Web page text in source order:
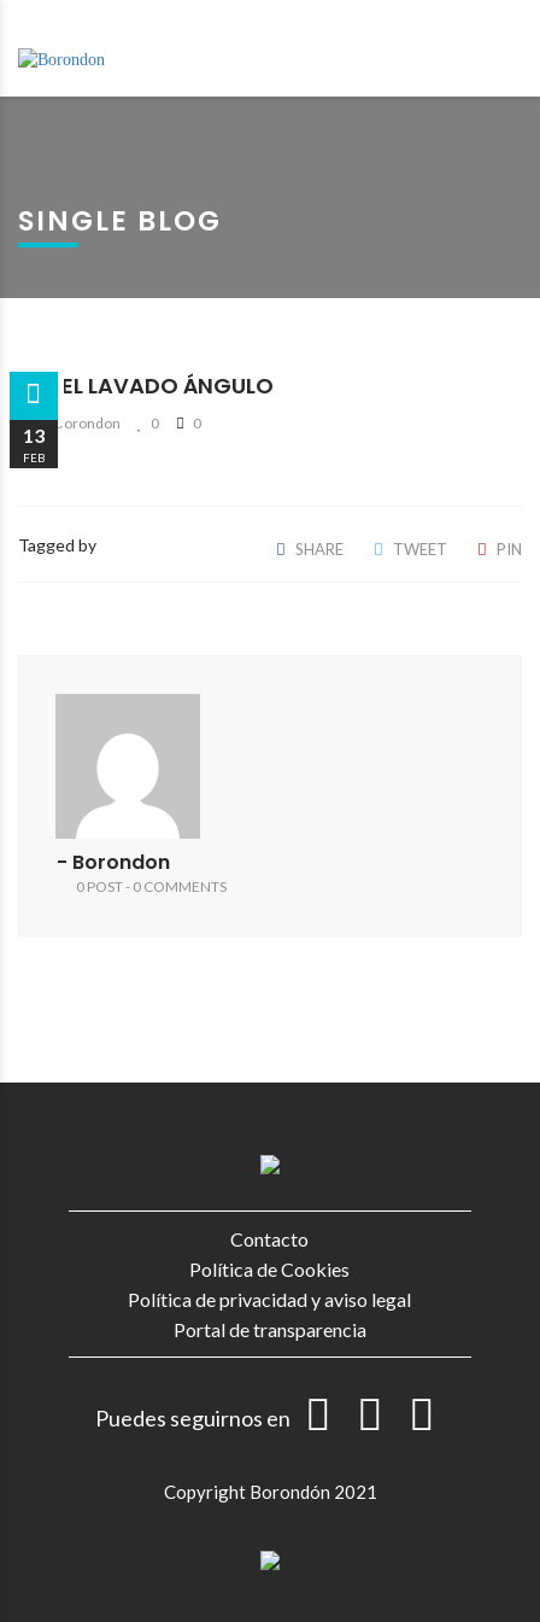
SINGLE BLOG
13
FEB
TÚNEL LAVADO ÁNGULO
By Borondon 0 0
Tagged by SHARE TWEET PIN
- Borondon
0 POST - 0 COMMENTS
Contacto
Política de Cookies
Política de privacidad y aviso legal
Portal de transparencia
Puedes seguirnos en
Copyright Borondón 2021